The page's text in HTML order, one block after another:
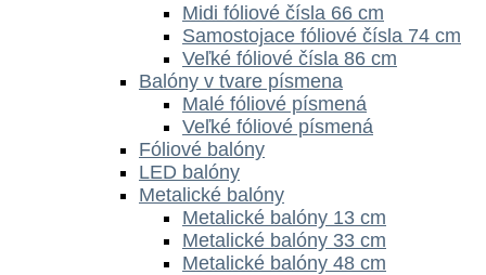
Midi fóliové čísla 66 cm
Samostojace fóliové čísla 74 cm
Veľké fóliové čísla 86 cm
Balóny v tvare písmena
Malé fóliové písmená
Veľké fóliové písmená
Fóliové balóny
LED balóny
Metalické balóny
Metalické balóny 13 cm
Metalické balóny 33 cm
Metalické balóny 48 cm